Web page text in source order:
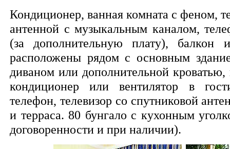
Кондиционер, ванная комната с феном,
антенной с музыкальным каналом,
(за дополнительную плату), балкон
расположены рядом с основным
диваном или дополнительной
кондиционер или вентилятор в
телефон, телевизор со спутниковой
и терраса. 80 бунгало с кухонным
договоренности и при наличии).